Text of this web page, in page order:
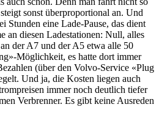
sonst überproportional an. Und
Stunden eine Lade-Pause, das dient
an diesen Ladestationen: Null, alles
der A7 und der A5 etwa alle 50
Möglichkeit, es hatte dort immer
(über den Volvo-Service «Plug
Und ja, die Kosten liegen auch
immer noch deutlich tiefer
Verbrenner. Es gibt keine Ausreden